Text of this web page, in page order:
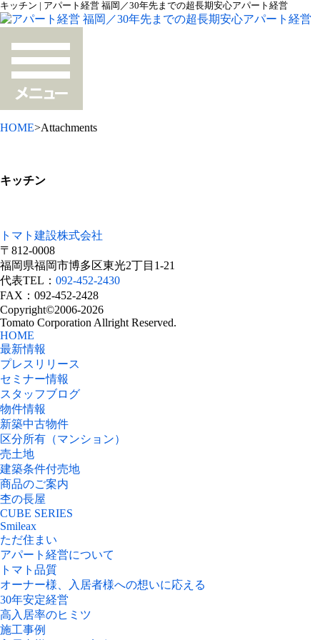
キッチン | アパート経営 福岡／30年先までの超長期安心アパート経営
HOME>Attachments
キッチン
トマト建設株式会社
〒812-0008
福岡県福岡市博多区東光2丁目1-21
代表TEL： 092-452-2430
FAX：092-452-2428
Copyright©2006-2026
Tomato Corporation Allright Reserved.
HOME
最新情報
プレスリリース
セミナー情報
スタッフブログ
物件情報
新築中古物件
区分所有（マンション）
売土地
建築条件付売地
商品のご案内
杢の長屋
CUBE SERIES
Smileax
ただ住まい
アパート経営について
トマト品質
オーナー様、入居者様への想いに応える
30年安定経営
高入居率のヒミツ
施工事例